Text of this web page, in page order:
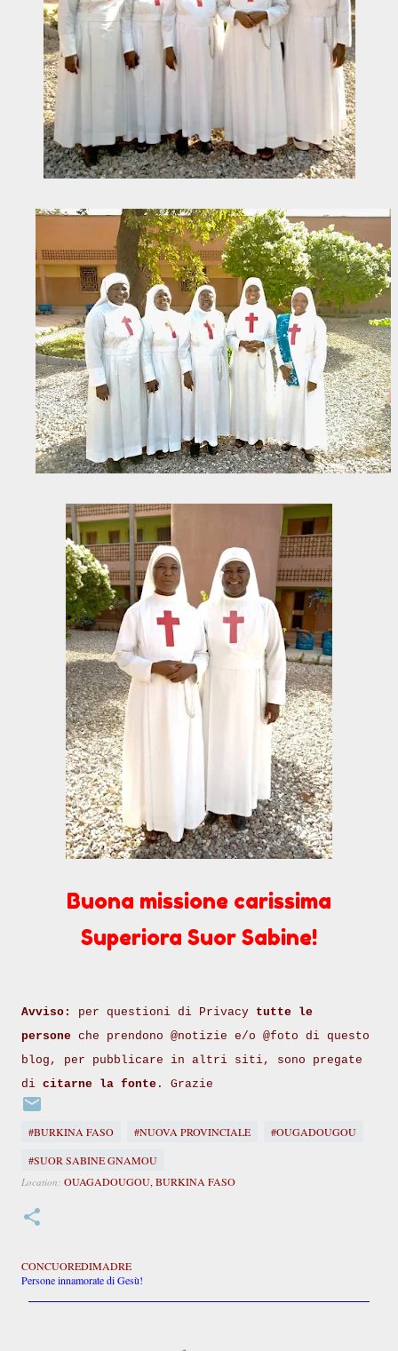
Buona missione carissima
Superiora Suor Sabine!
Avviso: per questioni di Privacy tutte le
persone che prendono @notizie e/o @foto di questo
blog, per pubblicare in altri siti, sono pregate
di citarne la fonte . Grazie
#BURKINA FASO #NUOVA PROVINCIALE
#OUGADOUGOU
#SUOR SABINE GNAMOU
Location: OUAGADOUGOU, BURKINA FASO
CONCUOREDIMADRE
Persone innamorate di Gesù!